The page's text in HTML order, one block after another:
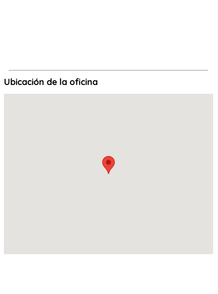
Ubicación de la oficina